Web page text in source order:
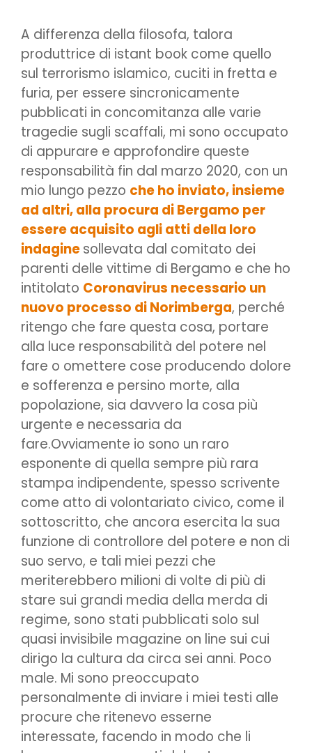
A differenza della filosofa, talora
produttrice di istant book come quello
sul terrorismo islamico, cuciti in fretta e
furia, per essere sincronicamente
pubblicati in concomitanza alle varie
tragedie sugli scaffali, mi sono occupato
di appurare e approfondire queste
responsabilità fin dal marzo 2020, con un
mio lungo pezzo che ho inviato, insieme
ad altri,alla procura di Bergamo per
essere acquisito agli atti della loro
indaginesollevata dal comitato dei
parenti delle vittime di Bergamo e che ho
intitolato Coronavirus necessario un
nuovo processo di Norimberga, perché
ritengo che fare questa cosa, portare
alla luce responsabilità del potere nel
fare o omettere cose producendo dolore
e sofferenza e persino morte, alla
popolazione, sia davvero la cosa più
urgente e necessaria da
fare.Ovviamente io sono un raro
esponente di quella sempre più rara
stampa indipendente, spesso scrivente
come atto di volontariato civico, come il
sottoscritto, che ancora esercita la sua
funzione di controllore del potere e non di
suo servo, e tali miei pezzi che
meriterebbero milioni di volte di più di
stare sui grandi media della merda di
regime, sono stati pubblicati solo sul
quasi invisibile magazine on line sui cui
dirigo la cultura da circa sei anni. Poco
male. Mi sono preoccupato
personalmente di inviare i miei testi alle
procure che ritenevo esserne
interessate, facendo in modo che li